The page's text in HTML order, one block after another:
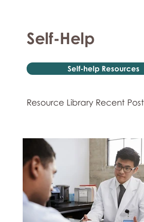
Self-Help
Self-help Resources
Resource Library Recent